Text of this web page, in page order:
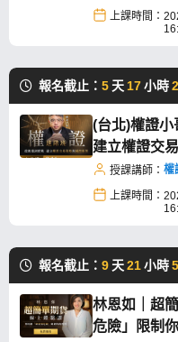
上課時間：
報名截止： 5 天17小時
(台北)權證小
建立權證交
授課講師： 權
上課時間：
報名截止： 9 天21小時
林恩如｜超
危險」限制